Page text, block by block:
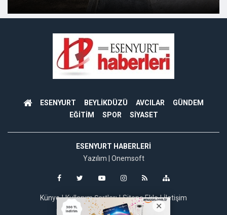
ESENYURT BEYLİKDÜZÜ AVCILAR
GÜNDEM
EĞİTİM
SPOR SİYASET
ESENYURT HABERLERI
Yazılım | Onemsoft
Künye Kullanım Şartları Sitene Ekle
İletişim
Haber Gönder
Firma Ekle